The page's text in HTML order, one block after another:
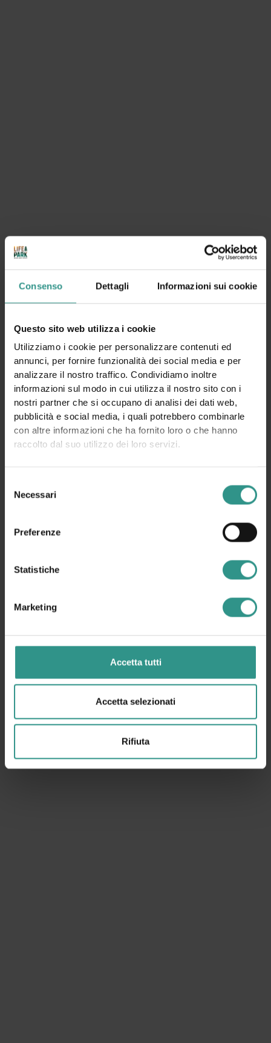
Consenso Dettagli Informazioni sui cookie
Questo sito web utilizza i cookie
Utilizziamo i cookie per personalizzare contenuti ed
annunci, per fornire funzionalità dei social media e per
analizzare il nostro traffico. Condividiamo inoltre
informazioni sul modo in cui utilizza il nostro sito con i
nostri partner che si occupano di analisi dei dati web,
pubblicità e social media, i quali potrebbero combinarle
con altre informazioni che ha fornito loro o che hanno
raccolto dal suo utilizzo dei loro servizi.
delNecessari
Preferenze
Statistiche
Marketing
Accetta tutti
Accetta selezionati
Rifiuta